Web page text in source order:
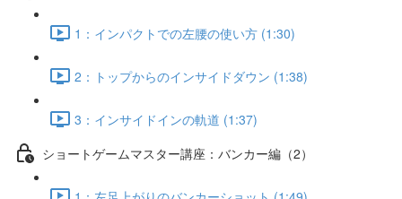
1：インパクトでの左腰の使い方 (1:30)
2：トップからのインサイドダウン (1:38)
3：インサイドインの軌道 (1:37)
ショートゲームマスター講座：バンカー編（2）